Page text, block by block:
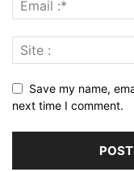
Save my name,
next time I comment.